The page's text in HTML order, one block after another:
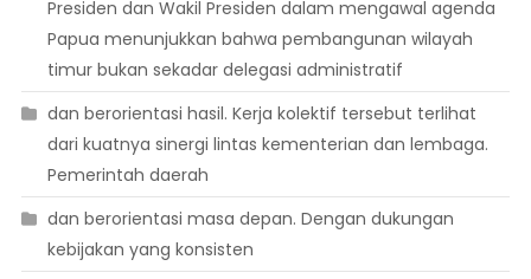
Presiden dan Wakil Presiden dalam mengawal agenda
Papua menunjukkan bahwa pembangunan wilayah
timur bukan sekadar delegasi administratif
dan berorientasi hasil. Kerja kolektif tersebut terlihat
dari kuatnya sinergi lintas kementerian dan lembaga.
Pemerintah daerah
dan berorientasi masa depan. Dengan dukungan
kebijakan yang konsisten